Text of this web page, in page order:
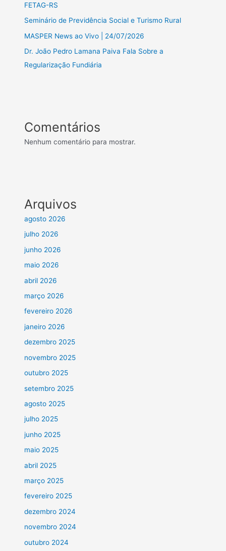
FETAG-RS
Seminário de Previdência Social e Turismo Rural
MASPER News ao Vivo | 24/07/2026
Dr. João Pedro Lamana Paiva Fala Sobre a
Regularização Fundiária
Comentários
Nenhum comentário para mostrar.
Arquivos
agosto 2026
julho 2026
junho 2026
maio 2026
abril 2026
março 2026
fevereiro 2026
janeiro 2026
dezembro 2025
novembro 2025
outubro 2025
setembro 2025
agosto 2025
julho 2025
junho 2025
maio 2025
abril 2025
março 2025
fevereiro 2025
dezembro 2024
novembro 2024
outubro 2024